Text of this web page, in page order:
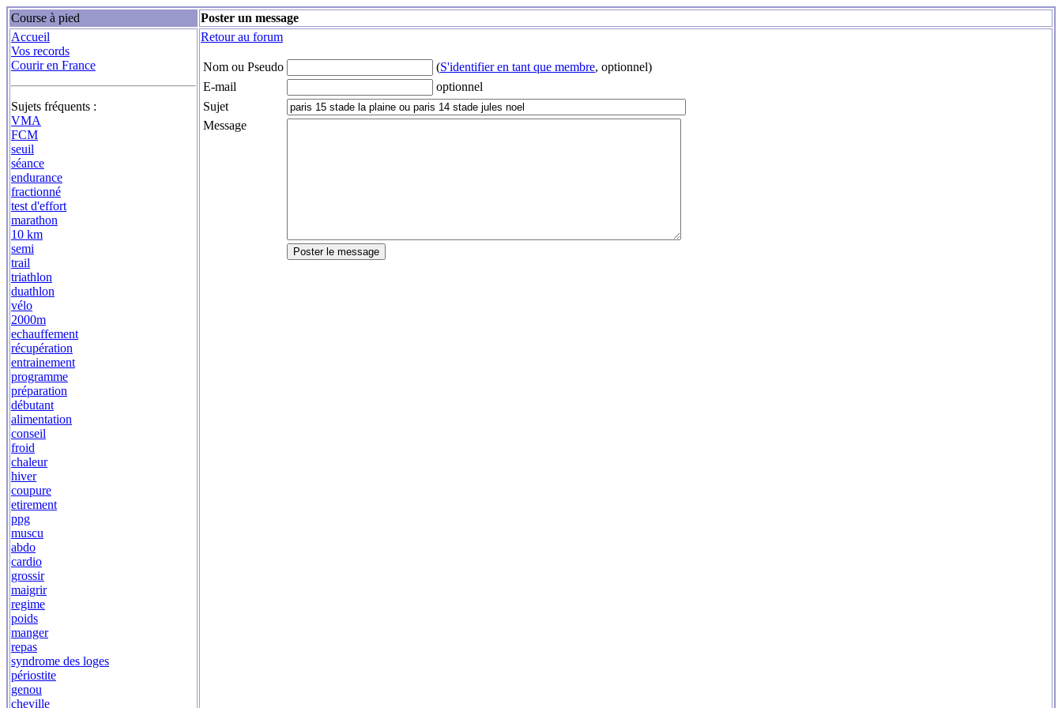
Course à pied
Poster un message
Accueil
Vos records
Courir en France
Sujets fréquents :
VMA
FCM
seuil
séance
endurance
fractionné
test d'effort
marathon
10 km
semi
trail
triathlon
duathlon
vélo
2000m
echauffement
récupération
entrainement
programme
préparation
débutant
alimentation
conseil
froid
chaleur
hiver
coupure
etirement
ppg
muscu
abdo
cardio
grossir
maigrir
regime
poids
manger
repas
syndrome des loges
périostite
genou
cheville
Retour au forum
Nom ou Pseudo (S'identifier en tant que membre, optionnel)
E-mail
optionnel
Sujet
Message